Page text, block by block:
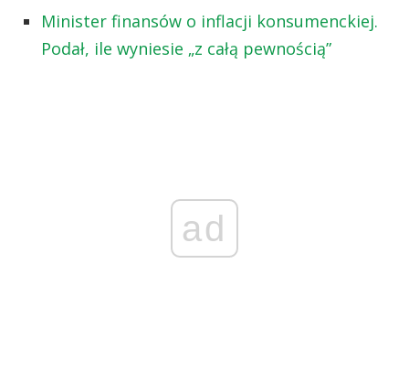
Minister finansów o inflacji konsumenckiej.
Podał, ile wyniesie „z całą pewnością”
ad